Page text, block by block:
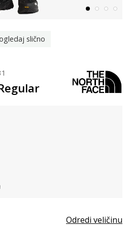
slično
Odredi veličinu